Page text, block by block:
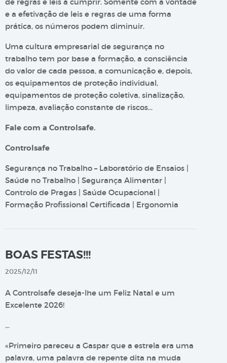
e a efetivação de leis e regras de uma forma
prática, os números podem diminuir.
Uma cultura empresarial de segurança no
trabalho tem por base a formação, a consciência
do valor de cada pessoa, a comunicação e, depois,
os equipamentos de proteção individual,
equipamentos de proteção coletiva, sinalização,
limpeza, avaliação constante de riscos…
Fale com a Controlsafe.
Controlsafe
Segurança no Trabalho – Laboratório de Ensaios |
Saúde no Trabalho | Segurança Alimentar |
Controlo de Pragas | Saúde Ocupacional |
Formação Profissional Certificada | Ergonomia
BOAS FESTAS!!!
2025/12/11
A Controlsafe deseja-lhe um Feliz Natal e um
Excelente 2026!
…
«Primeiro pareceu a Gaspar que a estrela era uma
palavra, uma palavra de repente dita na muda